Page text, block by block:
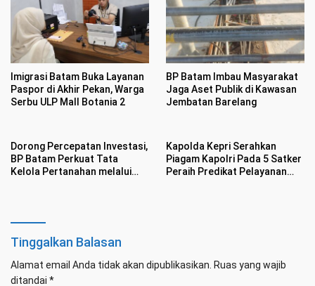
Imigrasi Batam Buka Layanan
Paspor di Akhir Pekan, Warga
Serbu ULP Mall Botania 2
BP Batam Imbau Masyarakat
Jaga Aset Publik di Kawasan
Jembatan Barelang
Dorong Percepatan Investasi,
BP Batam Perkuat Tata
Kelola Pertanahan melalui
Kapolda Kepri Serahkan
Piagam Kapolri Pada 5 Satker
Peraih Predikat Pelayanan
Tinggalkan Balasan
Alamat email Anda tidak akan dipublikasikan. Ruas yang wajib
ditandai *